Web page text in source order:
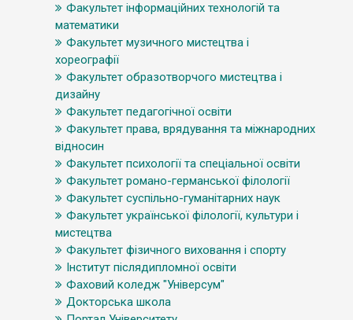
Факультет інформаційних технологій та
математики
Факультет музичного мистецтва і
хореографії
Факультет образотворчого мистецтва і
дизайну
Факультет педагогічної освіти
Факультет права, врядування та міжнародних
відносин
Факультет психології та спеціальної освіти
Факультет романо-германської філології
Факультет суспільно-гуманітарних наук
Факультет української філології, культури і
мистецтва
Факультет фізичного виховання і спорту
Інститут післядипломної освіти
Фаховий коледж "Універсум"
Докторська школа